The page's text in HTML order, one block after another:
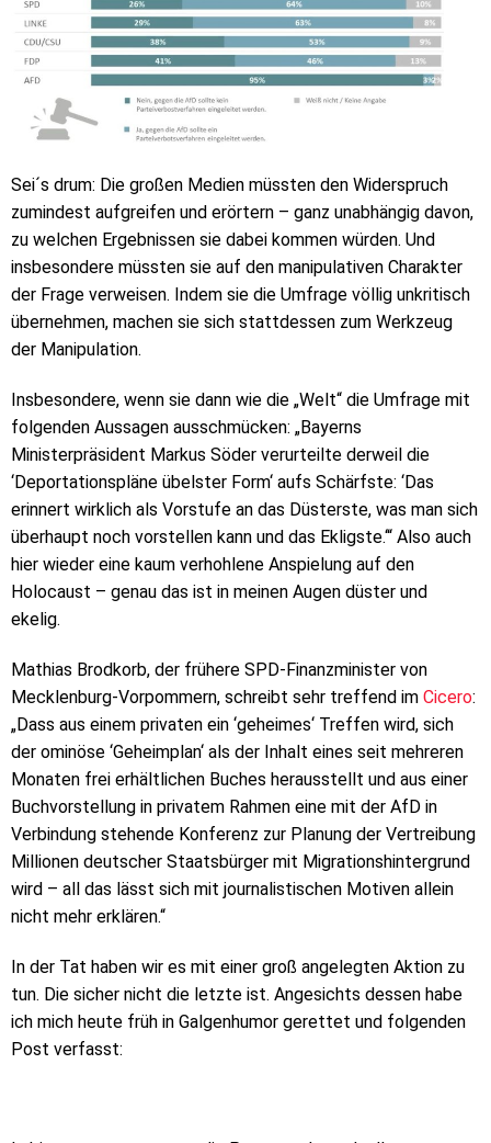
Sei´s drum: Die großen Medien müssten den Widerspruch
zumindest aufgreifen und erörtern – ganz unabhängig davon,
zu welchen Ergebnissen sie dabei kommen würden. Und
insbesondere müssten sie auf den manipulativen Charakter
der Frage verweisen. Indem sie die Umfrage völlig unkritisch
übernehmen, machen sie sich stattdessen zum Werkzeug
der Manipulation.
Insbesondere, wenn sie dann wie die „Welt“ die Umfrage mit
folgenden Aussagen ausschmücken: „Bayerns
Ministerpräsident Markus Söder verurteilte derweil die
‘Deportationspläne übelster Form‘ aufs Schärfste: ‘Das
erinnert wirklich als Vorstufe an das Düsterste, was man sich
überhaupt noch vorstellen kann und das Ekligste.‘“ Also auch
hier wieder eine kaum verhohlene Anspielung auf den
Holocaust – genau das ist in meinen Augen düster und
ekelig.
Mathias Brodkorb, der frühere SPD-Finanzminister von
Mecklenburg-Vorpommern, schreibt sehr treffend im Cicero:
„Dass aus einem privaten ein ‘geheimes‘ Treffen wird, sich
der ominöse ‘Geheimplan‘ als der Inhalt eines seit mehreren
Monaten frei erhältlichen Buches herausstellt und aus einer
Buchvorstellung in privatem Rahmen eine mit der AfD in
Verbindung stehende Konferenz zur Planung der Vertreibung
Millionen deutscher Staatsbürger mit Migrationshintergrund
wird – all das lässt sich mit journalistischen Motiven allein
nicht mehr erklären.“
In der Tat haben wir es mit einer groß angelegten Aktion zu
tun. Die sicher nicht die letzte ist. Angesichts dessen habe
ich mich heute früh in Galgenhumor gerettet und folgenden
Post verfasst: